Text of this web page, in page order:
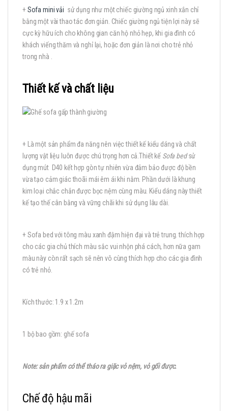
+Sofa mini vải sử dụng như một chiếc giường ngủ xinh xắn chỉ
bằng một vài thao tác đơn giản. Chiếc giường ngủ tiện lợi này sẽ
cực kỳ hữu ích cho không gian căn hộ nhỏ hẹp, khi gia đình có
khách viếng thăm và nghỉ lại, hoặc đơn giản là nơi cho trẻ nhỏ
trong nhà .
Thiết kế và chất liệu
+ Là một sản phẩm đa năng nên việc thiết kế kiểu dáng và chất
lượng vật liệu luôn được chú trọng hơn cả.Thiết kế Sofa bedsử
dụng mút D40 kết hợp gòn tự nhiên vừa đảm bảo được độ bền
vừa tạo cảm giác thoãi mái êm ái khi nằm. Phần dưới là khung
kim loại chắc chắn được bọc nệm cùng màu. Kiểu dáng này thiết
kế tạo thế cân bằng và vững chãi khi sử dụng lâu dài.
+ Sofa bed với tông màu xanh đậm hiện đại và trẻ trung. thích hợp
cho các gia chủ thích màu sắc vui nhộn phá cách, hơn nữa gam
màu này còn rất sạch sẽ nên vô cùng thích hợp cho các gia đình
có trẻ nhỏ.
Kích thước: 1.9 x 1.2m
1 bộ bao gồm: ghế sofa
Note: sản phẩm có thể tháo ra giặc vỏ nệm, vỏ gối được.
Chế độ hậu mãi